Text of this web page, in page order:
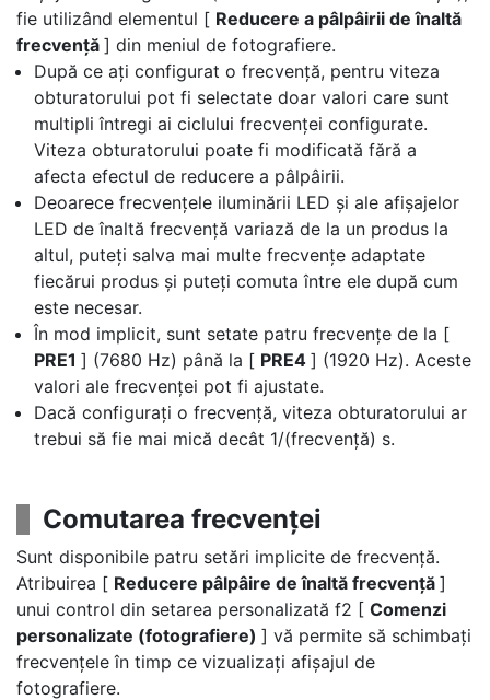
fie utilizând elementul [ Reducere a pâlpâirii de înaltă
frecvență ] din meniul de fotografiere.
După ce ați configurat o frecvență, pentru viteza
obturatorului pot fi selectate doar valori care sunt
multipli întregi ai ciclului frecvenței configurate.
Viteza obturatorului poate fi modificată fără a
afecta efectul de reducere a pâlpâirii.
Deoarece frecvențele iluminării LED și ale afișajelor
LED de înaltă frecvență variază de la un produs la
altul, puteți salva mai multe frecvențe adaptate
fiecărui produs și puteți comuta între ele după cum
este necesar.
În mod implicit, sunt setate patru frecvențe de la [
PRE1 ] (7680 Hz) până la [ PRE4 ] (1920 Hz). Aceste
valori ale frecvenței pot fi ajustate.
Dacă configurați o frecvență, viteza obturatorului ar
trebui să fie mai mică decât 1/(frecvență) s.
Comutarea frecvenței
Sunt disponibile patru setări implicite de frecvență.
Atribuirea [ Reducere pâlpâire de înaltă frecvență ]
unui control din setarea personalizată f2 [ Comenzi
personalizate (fotografiere) ] vă permite să schimbați
frecvențele în timp ce vizualizați afișajul de
fotografiere.